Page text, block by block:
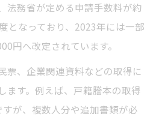
法務省が定める申請手数料が約
となっており、2023年には一部
円へ改定されています。
票、企業関連資料などの取得に
ます。例えば、戸籍謄本の取得
が、複数人分や追加書類が必